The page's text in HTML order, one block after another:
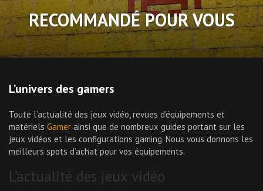
RECOMMANDÉ POUR VOUS
L’univers des gamers
Toute l’actualité des jeux vidéo, revues d’équipements et
matériels Gamer ainsi que de nombreux guides portant sur les
jeux vidéos et les configurations gaming. Nous vous donnons les
meilleurs spots d’achat pour vos équipements.
L’actualité des jeux vidéo